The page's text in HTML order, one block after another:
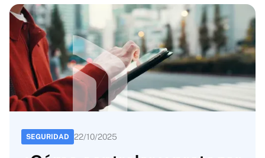
SEGURIDAD 22/10/2025